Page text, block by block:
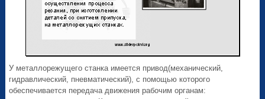
У металлорежущего станка имеется привод(механический,
гидравлический, пневматический), с помощью которого
обеспечивается передача движения рабочим органам: